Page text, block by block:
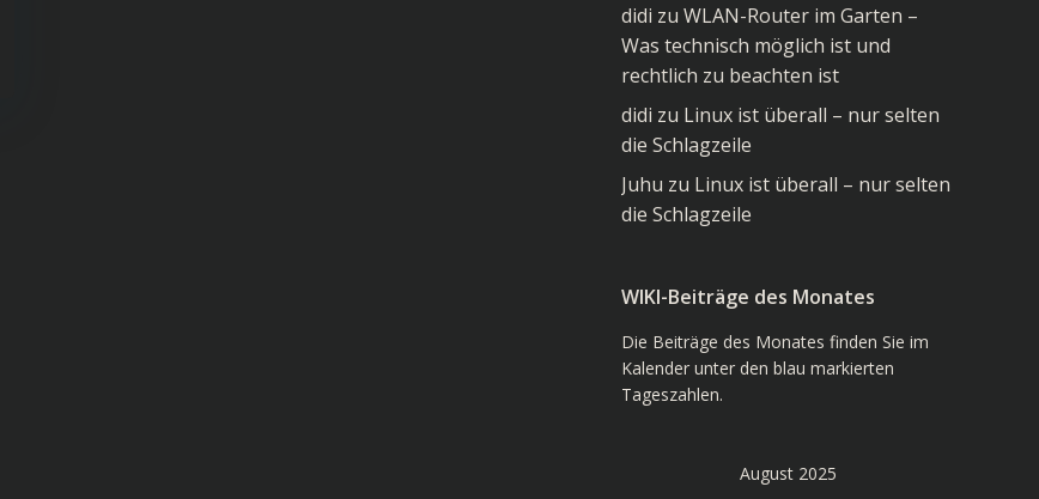
didi zu WLAN-Router im Garten –
Was technisch möglich ist und
rechtlich zu beachten ist
didi zu Linux ist überall – nur selten
die Schlagzeile
Juhu zu Linux ist überall – nur selten
die Schlagzeile
WIKI-Beiträge des Monates
Die Beiträge des Monates finden Sie im
Kalender unter den blau markierten
Tageszahlen.
August 2025